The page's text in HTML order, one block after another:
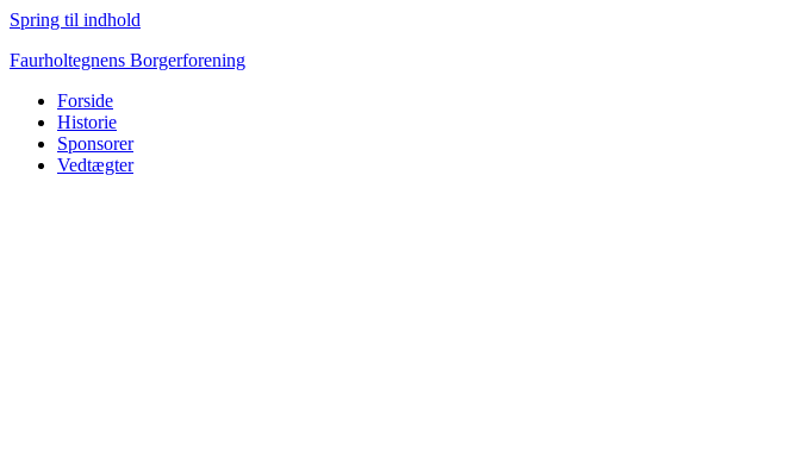
Spring til indhold
Faurholtegnens Borgerforening
Forside
Historie
Sponsorer
Vedtægter